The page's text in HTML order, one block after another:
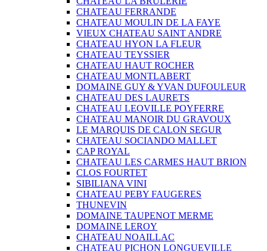
CHATEAU FERRANDE
CHATEAU MOULIN DE LA FAYE
VIEUX CHATEAU SAINT ANDRE
CHATEAU HYON LA FLEUR
CHATEAU TEYSSIER
CHATEAU HAUT ROCHER
CHATEAU MONTLABERT
DOMAINE GUY & YVAN DUFOULEUR
CHATEAU DES LAURETS
CHATEAU LEOVILLE POYFERRE
CHATEAU MANOIR DU GRAVOUX
LE MARQUIS DE CALON SEGUR
CHATEAU SOCIANDO MALLET
CAP ROYAL
CHATEAU LES CARMES HAUT BRION
CLOS FOURTET
SIBILIANA VINI
CHATEAU PEBY FAUGERES
THUNEVIN
DOMAINE TAUPENOT MERME
DOMAINE LEROY
CHATEAU NOAILLAC
CHATEAU PICHON LONGUEVILLE